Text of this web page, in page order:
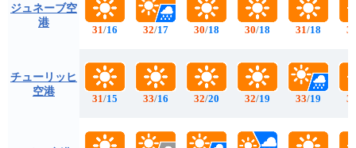
ジュネーブ空
港
チューリッヒ
空港
31/16
31/15
32/17
33/16
30/18
32/20
30/18
32/19
31/18
33/19